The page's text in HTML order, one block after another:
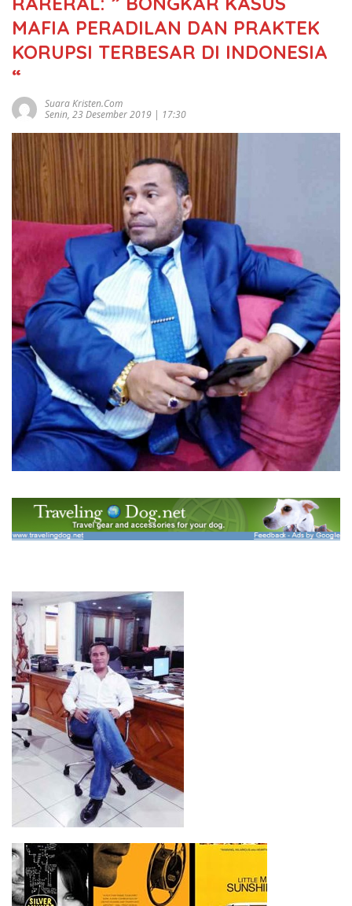
MAFIA PERADILAN DAN PRAKTEK
KORUPSI TERBESAR DI INDONESIA
“
Suara Kristen.com
Senin, 23 Desember 2019 | 17:30